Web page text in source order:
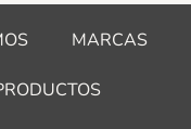
a MARCAS